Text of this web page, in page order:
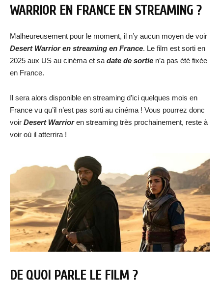
WARRIOR EN FRANCE EN STREAMING ?
Malheureusement pour le moment, il n’y aucun moyen de voir
Desert Warrior en streaming en France. Le film est sorti en
2025 aux US au cinéma et sa date de sortie n’a pas été fixée
en France.
Il sera alors disponible en streaming d’ici quelques mois en
France vu qu’il n’est pas sorti au cinéma ! Vous pourrez donc
voir Desert Warrioren streaming très prochainement, reste à
voir où il atterrira !
DE QUOI PARLE LE FILM ?